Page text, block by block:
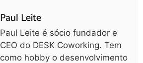
Paul Leite
Paul Leite é sócio fundador e
CEO do DESK Coworking. Tem
como hobby o desenvolvimento